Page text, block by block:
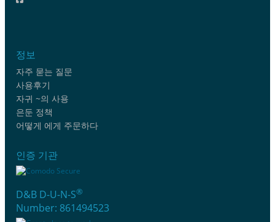
정보
자주 묻는 질문
사용후기
자귀 ~의 사용
은둔 정책
어떻게 에게 주문하다
인증 기관
D&B D-U-N-S®
Number: 861494523